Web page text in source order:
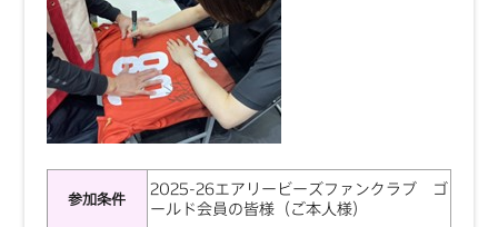
参加条件
2025-26エアリービーズファンクラブ ゴ
ールド会員の皆様（ご本人様）